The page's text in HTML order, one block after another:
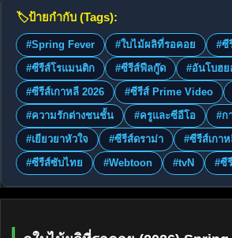
🏷️ป้ายกำกับ (Tags):
#Spring Fever #ใบไม้ผลิที่รอคอย
#ซี
#ซีรีส์โรแมนติก
#ซีรีส์ฟีลกู๊ด #อันโบฮ
#ซีรีส์เกาหลี 2026
#ซีรีส์ Prime Video
#ความรักต่างชนชั้น
#ครูและซีอีโอ
#ก
#เยียวยาหัวใจ
#ซีรีส์ดราม่า
#ซีรีส์เกา
#ซีรีส์ซับไทย
#Webtoon #tvN #ซี